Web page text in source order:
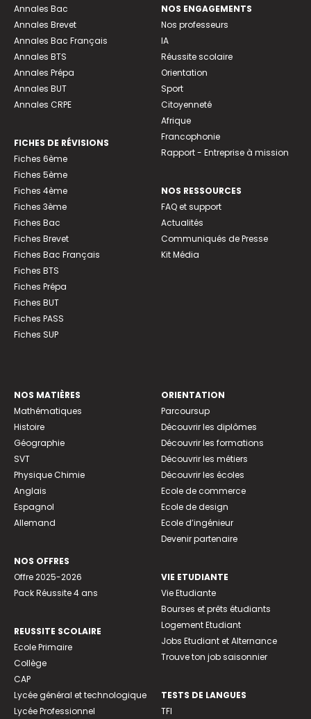
Annales Bac
Annales Brevet
Annales Bac Français
Annales BTS
Annales Prépa
Annales BUT
Annales CRPE
FICHES DE RÉVISIONS
Fiches 6ème
Fiches 5ème
Fiches 4ème
Fiches 3ème
Fiches Bac
Fiches Brevet
Fiches Bac Français
Fiches BTS
Fiches Prépa
Fiches BUT
Fiches PASS
Fiches SUP
NOS ENGAGEMENTS
Nos professeurs
IA
Réussite scolaire
Orientation
Sport
Citoyenneté
Afrique
Francophonie
Rapport - Entreprise à mission
NOS RESSOURCES
FAQ et support
Actualités
Communiqués de Presse
Kit Média
NOS MATIÈRES
Mathématiques
Histoire
Géographie
SVT
Physique Chimie
Anglais
Espagnol
Allemand
NOS OFFRES
Offre 2025-2026
Pack Réussite 4 ans
REUSSITE SCOLAIRE
Ecole Primaire
Collège
CAP
Lycée général et technologique
Lycée Professionnel
ORIENTATION
Parcoursup
Découvrir les diplômes
Découvrir les formations
Découvrir les métiers
Découvrir les écoles
Ecole de commerce
Ecole de design
Ecole d’ingénieur
Devenir partenaire
VIE ETUDIANTE
Vie Etudiante
Bourses et prêts étudiants
Logement Etudiant
Jobs Etudiant et Alternance
Trouve ton job saisonnier
TESTS DE LANGUES
TFI